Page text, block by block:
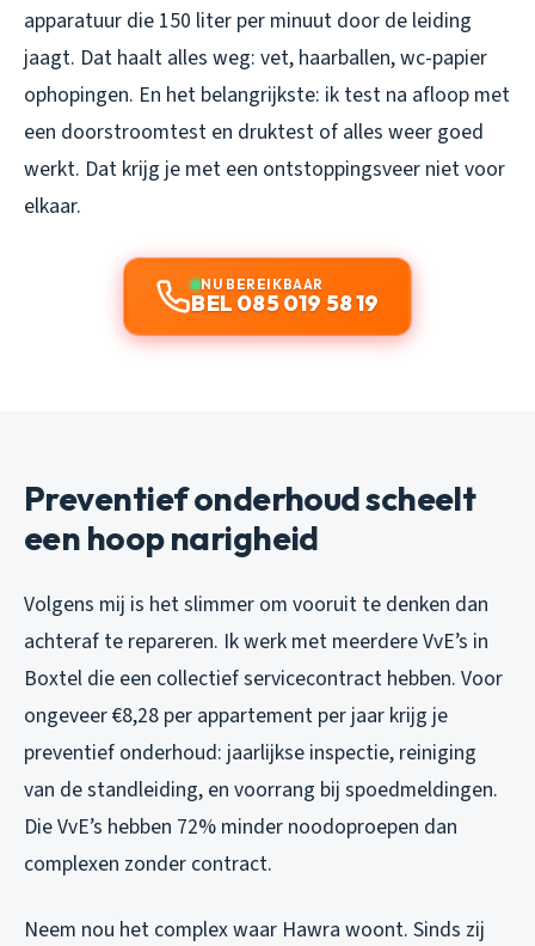
apparatuur die 150 liter per minuut door de leiding
jaagt. Dat haalt alles weg: vet, haarballen, wc-papier
ophopingen. En het belangrijkste: ik test na afloop met
een doorstroomtest en druktest of alles weer goed
werkt. Dat krijg je met een ontstoppingsveer niet voor
elkaar.
NU BEREIKBAAR
BEL 085 019 58 19
Preventief onderhoud scheelt
een hoop narigheid
Volgens mij is het slimmer om vooruit te denken dan
achteraf te repareren. Ik werk met meerdere VvE’s in
Boxtel die een collectief servicecontract hebben. Voor
ongeveer €8,28 per appartement per jaar krijg je
preventief onderhoud: jaarlijkse inspectie, reiniging
van de standleiding, en voorrang bij spoedmeldingen.
Die VvE’s hebben 72% minder noodoproepen dan
complexen zonder contract.
Neem nou het complex waar Hawra woont. Sinds zij